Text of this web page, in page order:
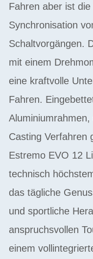
Fahren aber ist
Synchronisation
Schaltvorgängen.
mit einem
eine kraftvolle
Fahren.
Casting Verfahren
Estremo EVO 12
technisch
das tägliche
und sportliche
anspruchsvollen
einem